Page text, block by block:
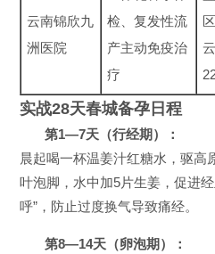
云南锦欣九
洲医院
检、复发性流
产主动免疫治
疗
实战28天春城备孕日程
第1—7天（行经期）：
晨起喝一杯温姜汁红糖水，驱高
叶泡脚，水中加5片生姜，促进
呼”，防止过度换气导致痛经。
第8—14天（卵泡期）：